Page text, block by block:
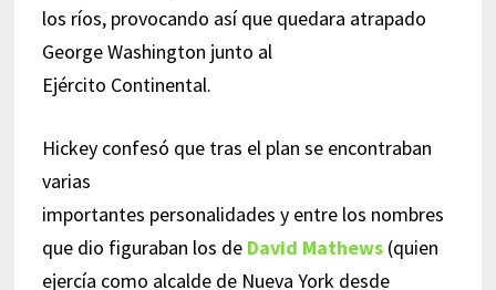
los ríos, provocando así que quedara atrapado
George Washington junto al
Ejército Continental.
Hickey confesó que tras el plan se encontraban
varias
importantes personalidades y entre los nombres
que dio figuraban los de David Mathews(quien
ejercía como alcalde de Nueva York desde